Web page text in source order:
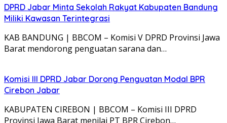
DPRD Jabar Minta Sekolah Rakyat Kabupaten Bandung
Miliki Kawasan Terintegrasi
KAB BANDUNG | BBCOM – Komisi V DPRD Provinsi Jawa
Barat mendorong penguatan sarana dan…
Komisi III DPRD Jabar Dorong Penguatan Modal BPR
Cirebon Jabar
KABUPATEN CIREBON | BBCOM – Komisi III DPRD
Provinsi Jawa Barat menilai PT BPR Cirebon…